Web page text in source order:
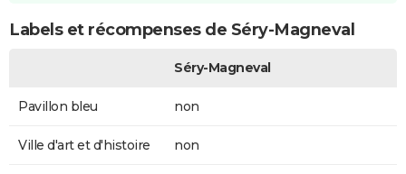
Labels et récompenses de Séry-Magneval
Séry-Magneval
Pavillon bleu non
Ville d'art et d'histoire non